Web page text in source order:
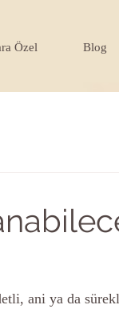
Özel Blog
ani ya da